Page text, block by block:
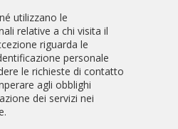
utilizzano le
relative a chi visita il
riguarda le
personale
le richieste di contatto
agli obblighi
dei servizi nei